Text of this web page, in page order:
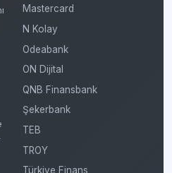
Mastercard
N Kolay
Odeabank
ON Dijital
QNB Finansbank
Şekerbank
TEB
TROY
Türkiye Finans